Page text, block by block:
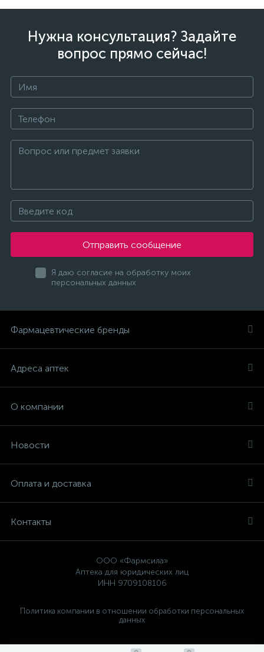
Нужна консультация? Задайте
вопрос прямо сейчас!
Отправить сообщение
Я даю согласие на обработку моих
персональных данных
Фармацевтические бренды
Адреса аптек
О компании
Новости
Оплата и доставка
Контакты
ООО «Фармсила»
Аптека для юридических лиц
ИНН 9709108106
Политика компании в отношении обработки персональных
данных